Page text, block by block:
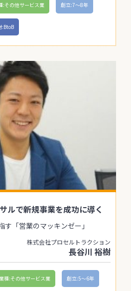
:その他サービス業 創立:7〜8年
:BtoB
ルで新規事業を成功に導く
「営業のマッキンゼー」
株式会社プロセルトラクション
長谷川 裕樹
業種:その他サービス業 創立:5〜6年